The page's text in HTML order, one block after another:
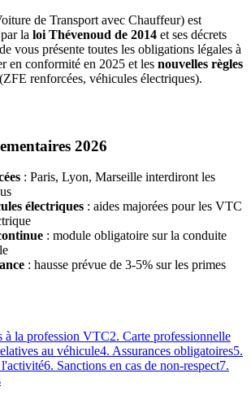
de Transport avec Chauffeur) est
la loi Thévenoud de 2014 et ses décrets
vous présente toutes les obligations légales à
en conformité en 2025 et les nouvelles règles
(ZFE renforcées, véhicules électriques).
2026
: Paris, Lyon, Marseille interdiront les
électriques : aides majorées pour les VTC
: module obligatoire sur la conduite
: hausse prévue de 3-5% sur les primes
à la profession VTC2. Carte professionnelle
au véhicule4. Assurances obligatoires5.
l'activité6. Sanctions en cas de non-respect7.